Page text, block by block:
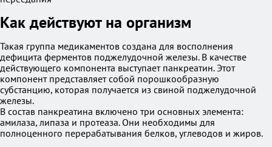
Как действуют на организм
Такая группа медикаментов создана для восполнения
дефицита ферментов поджелудочной железы. В качестве
действующего компонента выступает панкреатин. Этот
компонент представляет собой порошкообразную
субстанцию, которая получается из свиной поджелудочной
железы.
В состав панкреатина включено три основных элемента:
амилаза, липаза и протеаза. Они необходимы для
полноценного перерабатывания белков, углеводов и жиров.